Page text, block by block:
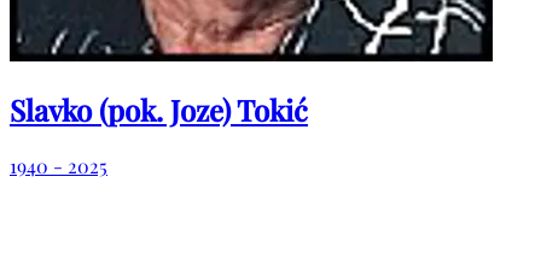
Slavko (pok. Joze) Tokić
1940 - 2025